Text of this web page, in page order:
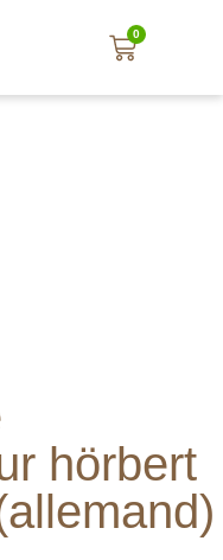
0
hörbert